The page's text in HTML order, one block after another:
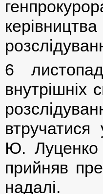
6
внутрішніх
Ю. Луценко
прийняв
надалі.